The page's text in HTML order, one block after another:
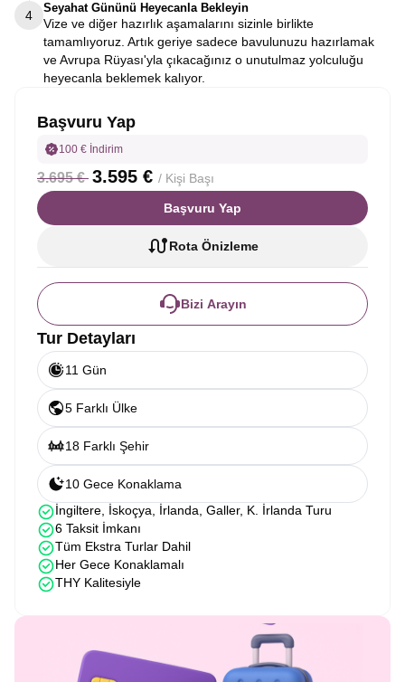
4
Seyahat Gününü Heyecanla Bekleyin
Vize ve diğer hazırlık aşamalarını sizinle birlikte
tamamlıyoruz. Artık geriye sadece bavulunuzu hazırlamak
ve Avrupa Rüyası'yla çıkacağınız o unutulmaz yolculuğu
heyecanla beklemek kalıyor.
Başvuru Yap
100 € İndirim
3.695 € 3.595 € / Kişi Başı
Başvuru Yap
Rota Önizleme
Bizi Arayın
Tur Detayları
11 Gün
5 Farklı Ülke
18 Farklı Şehir
10 Gece Konaklama
İngiltere, İskoçya, İrlanda, Galler, K. İrlanda Turu
6 Taksit İmkanı
Tüm Ekstra Turlar Dahil
Her Gece Konaklamalı
THY Kalitesiyle